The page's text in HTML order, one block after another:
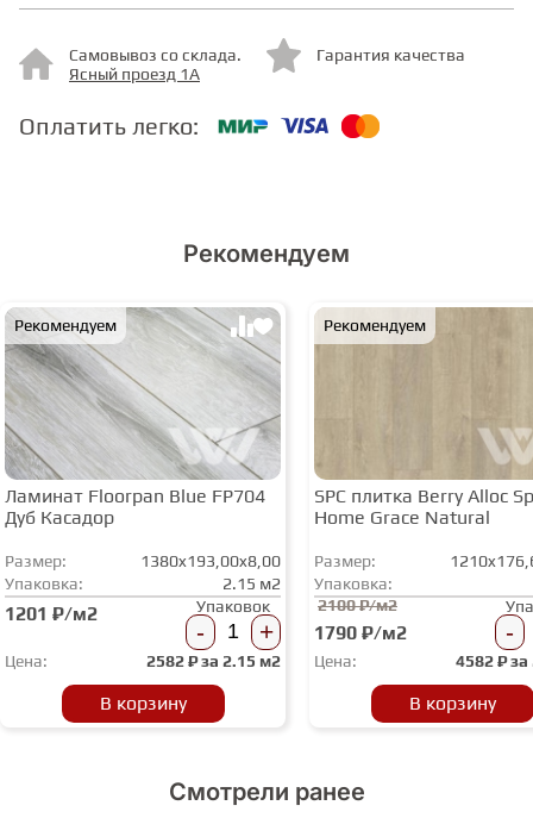
ЛАМИНАТ SWF
Самовывоз со склада.
Ясный проезд 1А
Гарантия качества
Оплатить легко:
Рекомендуем
Рекомендуем
Ламинат Floorpan Blue FP704
Дуб Касадор
Размер:
1380x193,00x8,00
Упаковка:
2.15 м2
1201 ₽/м2 Упаковок
- +
Цена: 2582₽ за 2.15 м2
В корзину
Рекомендуем
SPC плитка Berry Alloc
Home Grace Natural
Размер:
Упаковка:
2100 ₽/м2
1790 ₽/м2 -
Цена: 4582₽ за
В корзину
Смотрели ранее